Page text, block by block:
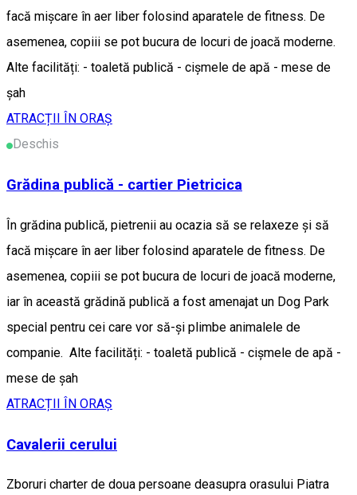
facă mișcare în aer liber folosind aparatele de fitness. De
asemenea, copiii se pot bucura de locuri de joacă moderne.
Alte facilități: - toaletă publică - cișmele de apă - mese de
șah
ATRACȚII ÎN ORAȘ
Deschis
Grădina publică - cartier Pietricica
În grădina publică, pietrenii au ocazia să se relaxeze și să
facă mișcare în aer liber folosind aparatele de fitness. De
asemenea, copiii se pot bucura de locuri de joacă moderne,
iar în această grădină publică a fost amenajat un Dog Park
special pentru cei care vor să-și plimbe animalele de
companie. Alte facilități: - toaletă publică - cișmele de apă -
mese de șah
ATRACȚII ÎN ORAȘ
Cavalerii cerului
Zboruri charter de doua persoane deasupra orasului Piatra